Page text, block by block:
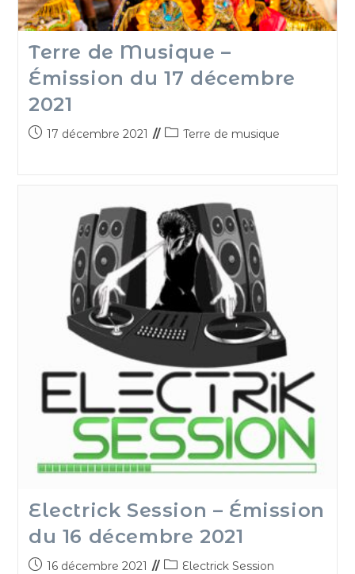
Terre de Musique –
Émission du 17 décembre
2021
17 décembre 2021 Terre de musique
Electrick Session – Émission
du 16 décembre 2021
16 décembre 2021 Electrick Session